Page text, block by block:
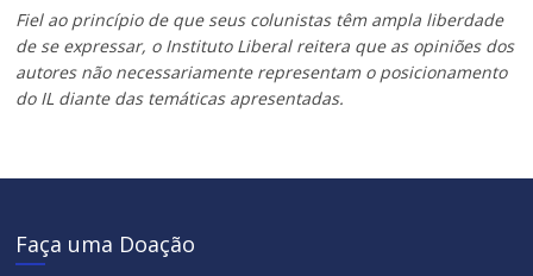
Fiel ao princípio de que seus colunistas têm ampla liberdade
de se expressar, o Instituto Liberal reitera que as opiniões dos
autores não necessariamente representam o posicionamento
do IL diante das temáticas apresentadas.
Faça uma Doação